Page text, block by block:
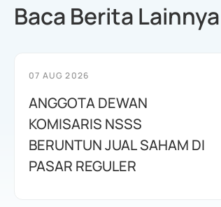
Baca Berita Lainnya
07 AUG 2026
ANGGOTA DEWAN
KOMISARIS NSSS
BERUNTUN JUAL SAHAM DI
PASAR REGULER